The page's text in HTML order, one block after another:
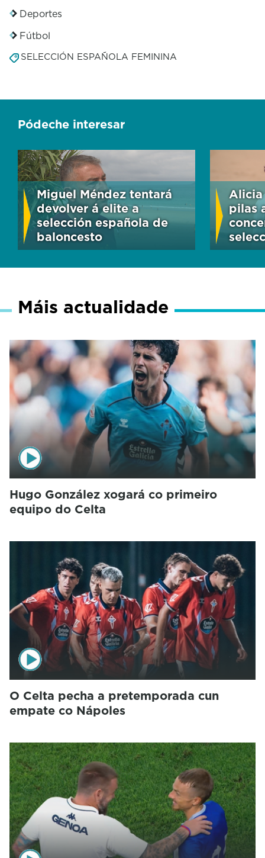
Deportes
Fútbol
SELECCIÓN ESPAÑOLA FEMININA
Pódeche interesar
Miguel Méndez tentará
devolver á elite a
selección española de
baloncesto
Alicia
pilas
Máis actualidade
Hugo González xogará co primeiro
equipo do Celta
O Celta pecha a pretemporada cun
empate co Nápoles